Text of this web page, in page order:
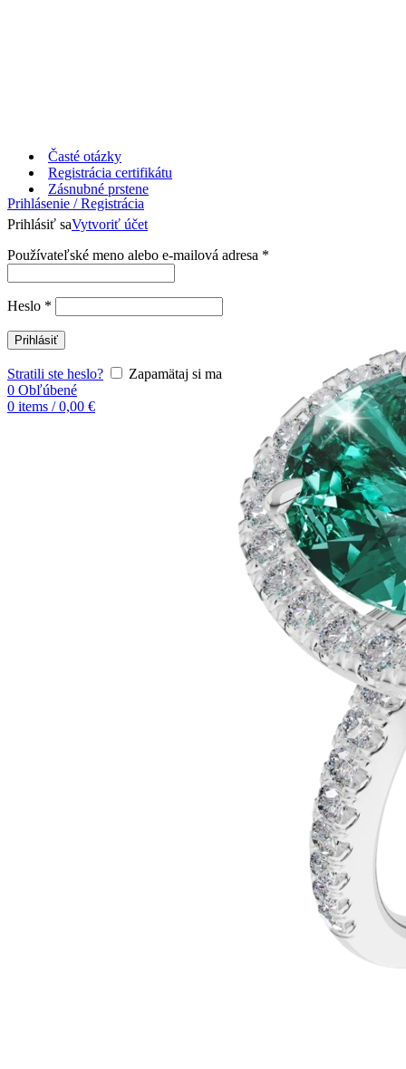
Časté otázky
Registrácia certifikátu
Prihlásenie / Registrácia
Prihlásiť saVytvoriť účet
Používateľské meno alebo e-mailová adresa *
Heslo *
Prihlásiť
Stratili ste heslo?
Zapamätaj si ma
0 Obľúbené
0 items / 0,00 €
Zásnubné prstene